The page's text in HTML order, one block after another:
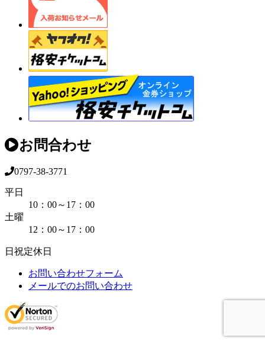
お問合わせ
0797-38-3771
平日
10：00～17：00
土曜
12：00～17：00
日祝定休日
お問い合わせフォーム
メールでのお問い合わせ